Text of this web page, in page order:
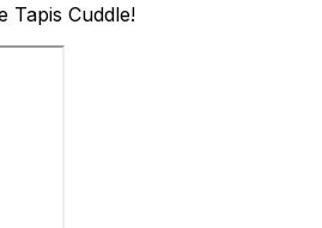
Tapis Cuddle!